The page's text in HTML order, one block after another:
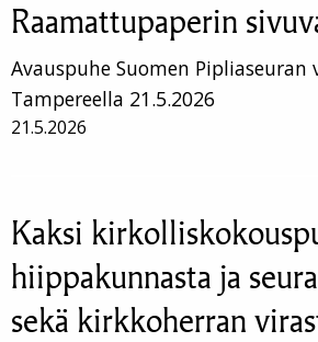
Raamattupaperin
Avauspuhe Suomen Pipliaseuran
Tampereella 21.5.2026
21.5.2026
Kaksi
hiippakunnasta ja
sekä kirkkoherran